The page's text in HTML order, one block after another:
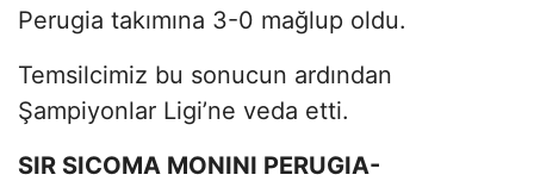
Perugia takımına 3-0 mağlup oldu.
Temsilcimiz bu sonucun ardından
Şampiyonlar Ligi’ne veda etti.
SIR SICOMA MONINI PERUGIA-